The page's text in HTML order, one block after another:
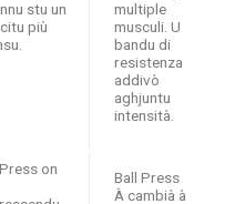
stu un
più
multiple
musculi. U
bandu di
resistenza
addivò
aghjuntu
intensità.
on
Ball Press
À cambià à